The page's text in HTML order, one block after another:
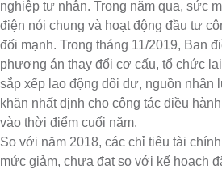
nghiệp tư nhân. Trong năm qua, sức
điện nói chung và hoạt động đầu tư
đối mạnh. Trong tháng 11/2019, Ban
phương án thay đổi cơ cấu, tổ chức
sắp xếp lao động dôi dư, nguồn nhân
khăn nhất định cho công tác điều
vào thời điểm cuối năm.
So với năm 2018, các chỉ tiêu tài
mức giảm, chưa đạt so với kế hoạch